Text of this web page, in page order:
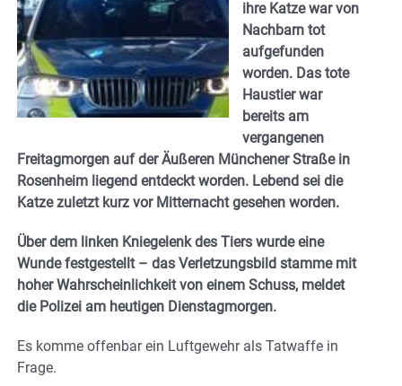
ihre Katze war von
Nachbarn tot
aufgefunden
worden. Das tote
Haustier war
bereits am
vergangenen
Freitagmorgen auf der Äußeren Münchener Straße in
Rosenheim liegend entdeckt worden. Lebend sei die
Katze zuletzt kurz vor Mitternacht gesehen worden.
Über dem linken Kniegelenk des Tiers wurde eine
Wunde festgestellt – das Verletzungsbild stamme mit
hoher Wahrscheinlichkeit von einem Schuss, meldet
die Polizei am heutigen Dienstagmorgen.
Es komme offenbar ein Luftgewehr als Tatwaffe in
Frage.